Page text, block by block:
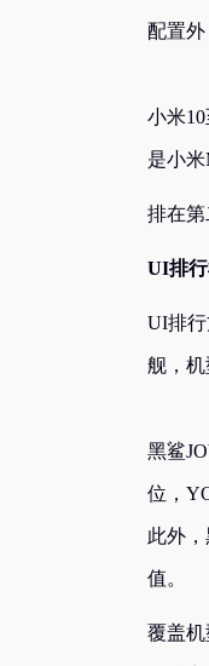
配置
小米
是小
排在第
UI排
UI排
舰，机
黑鲨
位，
此外
值。
覆盖